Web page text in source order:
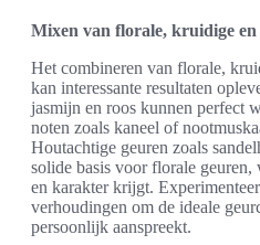
Mixen van florale, kruidige en
Het combineren van florale,
kan interessante resultaten
jasmijn en roos kunnen perfect
noten zoals kaneel of
Houtachtige geuren zoals
solide basis voor florale
en karakter krijgt.
verhoudingen om de ideale
persoonlijk aanspreekt.